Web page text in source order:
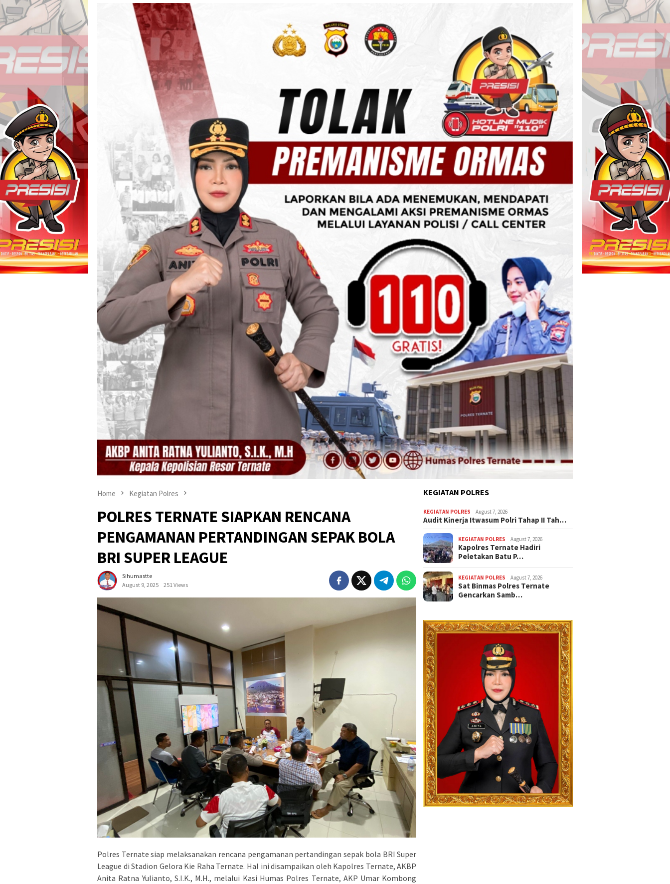
Home Kegiatan Polres
POLRES TERNATE SIAPKAN RENCANA
PENGAMANAN PERTANDINGAN SEPAK BOLA
BRI SUPER LEAGUE
Sihumastte
August 9, 2025
251 Views
Polres Ternate siap melaksanakan rencana pengamanan pertandingan sepak bola BRI Super
League di Stadion Gelora Kie Raha Ternate. Hal ini disampaikan oleh Kapolres Ternate, AKBP
Anita Ratna Yulianto, S.I.K., M.H., melalui Kasi Humas Polres Ternate, AKP Umar Kombong
KEGIATAN POLRES
KEGIATAN POLRES August 7, 2026
Audit Kinerja Itwasum Polri Tahap II Tah…
KEGIATAN POLRES August 7, 2026
Kapolres Ternate Hadiri
Peletakan Batu P…
KEGIATAN POLRES August 7, 2026
Sat Binmas Polres Ternate
Gencarkan Samb…